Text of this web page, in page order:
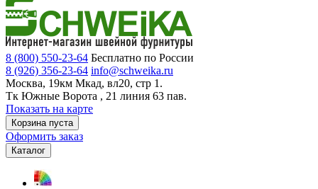
8 (800) 550-23-64 Бесплатно по России
8 (926) 356-23-64 info@schweika.ru
Москва, 19км Мкад, вл20, стр 1.
Тк Южные Ворота , 21 линия 63 пав.
Показать на карте
Корзина пуста
Оформить заказ
Каталог